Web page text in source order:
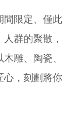
間限定、僅此
群的聚散，
雕、陶瓷、
心，刻劃將你